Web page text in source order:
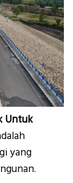
Untuk
yang